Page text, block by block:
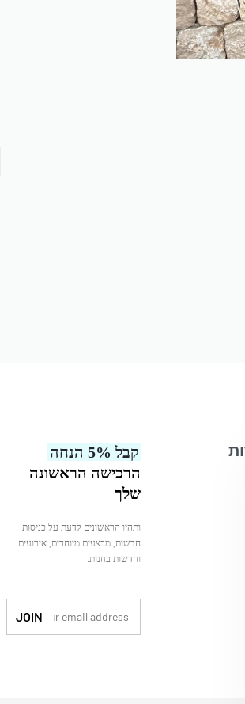
קבל 5% הנחה
הרכישה הראשונה
שלך
ותהיו הראשונים לדעת על כניסות
חדשות, מבצעים מיוחדים, אירועים
וחדשות בחנות.